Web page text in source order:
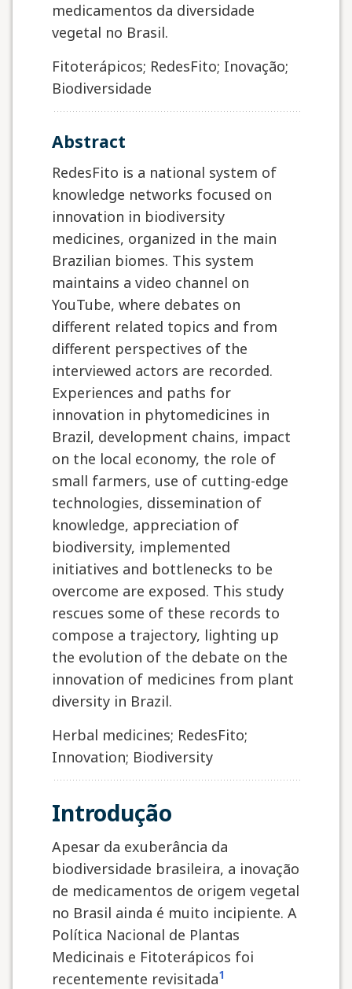
medicamentos da diversidade
vegetal no Brasil.
Fitoterápicos; RedesFito; Inovação;
Biodiversidade
abstract
RedesFito is a national system of
knowledge networks focused on
innovation in biodiversity
medicines, organized in the main
Brazilian biomes. This system
maintains a video channel on
YouTube, where debates on
different related topics and from
different perspectives of the
interviewed actors are recorded.
Experiences and paths for
innovation in phytomedicines in
Brazil, development chains, impact
on the local economy, the role of
small farmers, use of cutting-edge
technologies, dissemination of
knowledge, appreciation of
biodiversity, implemented
initiatives and bottlenecks to be
overcome are exposed. This study
rescues some of these records to
compose a trajectory, lighting up
the evolution of the debate on the
innovation of medicines from plant
diversity in Brazil.
Herbal medicines; RedesFito;
Innovation; Biodiversity
Introdução
Apesar da exuberância da
biodiversidade brasileira, a inovação
de medicamentos de origem vegetal
no Brasil ainda é muito incipiente. A
Política Nacional de Plantas
Medicinais e Fitoterápicos foi
recentemente revisitada1